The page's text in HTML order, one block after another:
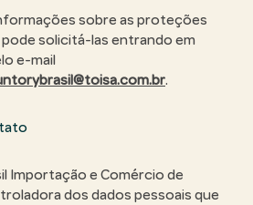
sobre as proteções
solicitá-las entrando em
e-mail
.
Importação e Comércio de
dos dados pessoais que